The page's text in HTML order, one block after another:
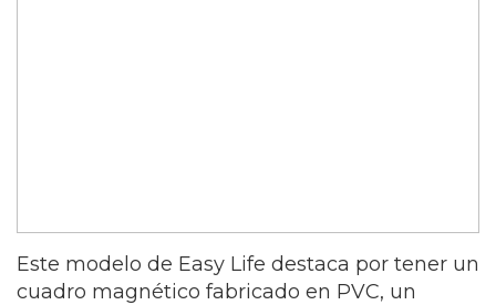
Este modelo de Easy Life destaca por tener un
cuadro magnético fabricado en PVC, un